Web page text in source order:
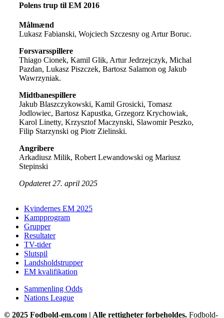
Polens trup til EM 2016
Målmænd
Lukasz Fabianski, Wojciech Szczesny og Artur Boruc.
Forsvarsspillere
Thiago Cionek, Kamil Glik, Artur Jedrzejczyk, Michal
Pazdan, Lukasz Piszczek, Bartosz Salamon og Jakub
Wawrzyniak.
Midtbanespillere
Jakub Blaszczykowski, Kamil Grosicki, Tomasz
Jodlowiec, Bartosz Kapustka, Grzegorz Krychowiak,
Karol Linetty, Krzysztof Maczynski, Slawomir Peszko,
Filip Starzynski og Piotr Zielinski.
Angribere
Arkadiusz Milik, Robert Lewandowski og Mariusz
Stepinski
Opdateret 27. april 2025
Kvindernes EM 2025
Kampprogram
Grupper
Resultater
TV-tider
Slutspil
Landsholdstrupper
EM kvalifikation
Sammenling Odds
Nations League
© 2025 Fodbold-em.com | Alle rettigheter forbeholdes. Fodbold-